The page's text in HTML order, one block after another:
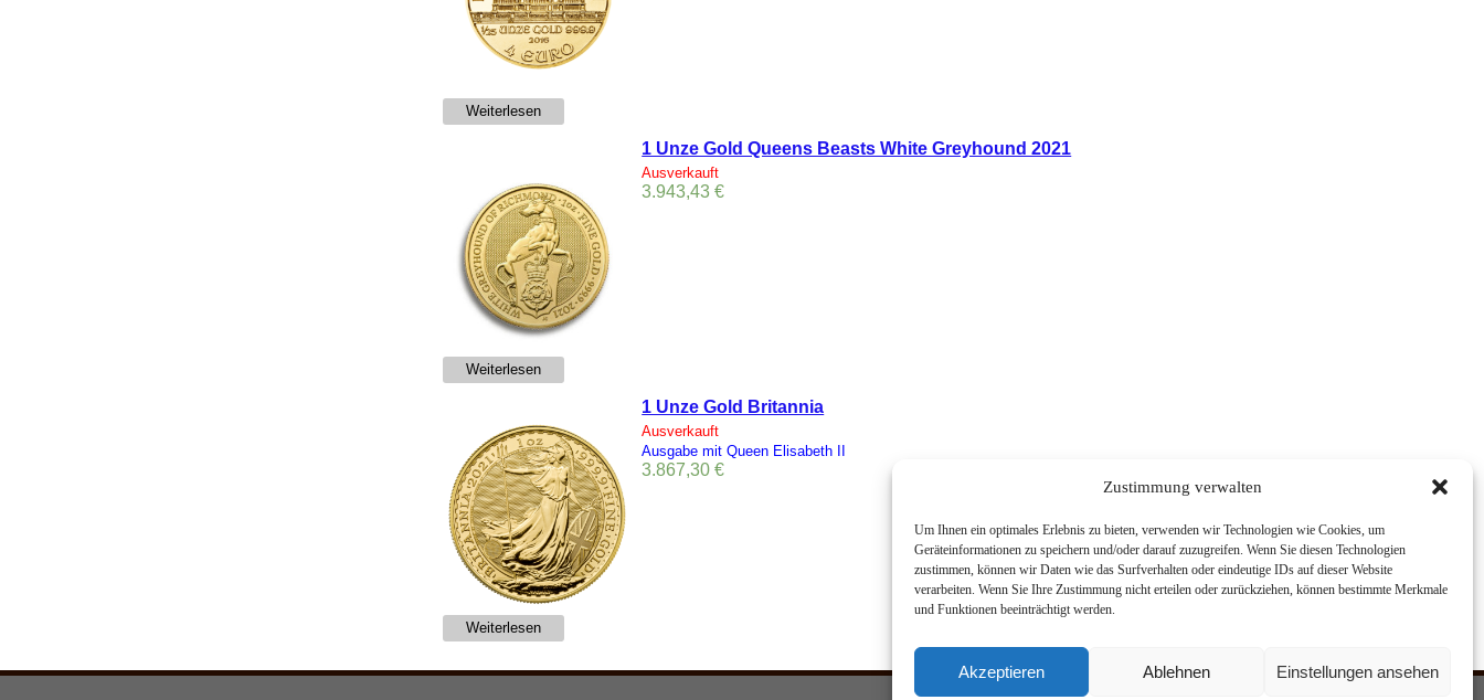
Zustimmung verwalten
Um Ihnen ein optimales Erlebnis zu bieten, verwenden wir Technologien wie Cookies, um
Geräteinformationen zu speichern und/oder darauf zuzugreifen. Wenn Sie diesen Technologien
zustimmen, können wir Daten wie das Surfverhalten oder eindeutige IDs auf dieser Website
verarbeiten. Wenn Sie Ihre Zustimmung nicht erteilen oder zurückziehen, können bestimmte Merkmale
und Funktionen beeinträchtigt werden.
Akzeptieren Ablehnen Einstellungen ansehen
Weiterlesen
Weiterlesen
1 Unze Gold Queens Beasts White Greyhound 2021
Ausverkauft
3.943,43€
Weiterlesen
1 Unze Gold Britannia
Ausverkauft
Ausgabe mit Queen Elisabeth II
3.867,30€